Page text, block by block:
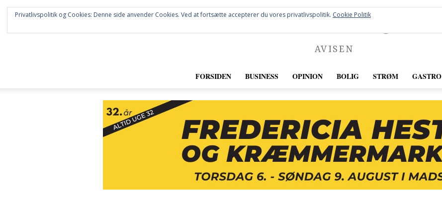
FREDERICIA
AVISEN
FORSIDEN BUSINESS OPINION BOLIG STRØM GASTRO
Privatlivspolitik og Cookies: Denne side anvender Cookies. Ved at fortsætte accepterer du vores privatlivspolitik. Cookie Politik